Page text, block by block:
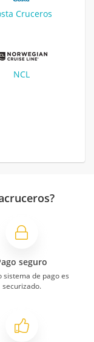
Cruceros
NCL
seguro
sistema de pago es
securizado.